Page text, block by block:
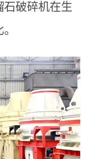
石破碎机在生